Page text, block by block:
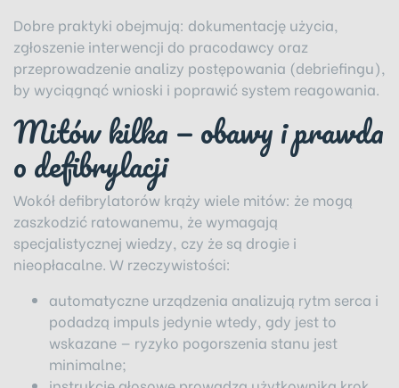
Dobre praktyki obejmują: dokumentację użycia,
zgłoszenie interwencji do pracodawcy oraz
przeprowadzenie analizy postępowania (debriefingu),
by wyciągnąć wnioski i poprawić system reagowania.
Mitów kilka — obawy i prawda
o defibrylacji
Wokół defibrylatorów krąży wiele mitów: że mogą
zaszkodzić ratowanemu, że wymagają
specjalistycznej wiedzy, czy że są drogie i
nieopłacalne. W rzeczywistości:
automatyczne urządzenia analizują rytm serca i
podadzą impuls jedynie wtedy, gdy jest to
wskazane — ryzyko pogorszenia stanu jest
minimalne;